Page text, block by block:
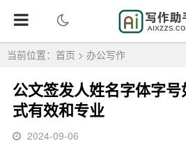
当前位置： 首页 > 办公写作
公文签发人姓名字体字
式有效和专业
2024-09-06